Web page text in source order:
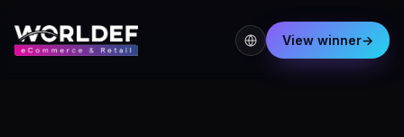
View winner→